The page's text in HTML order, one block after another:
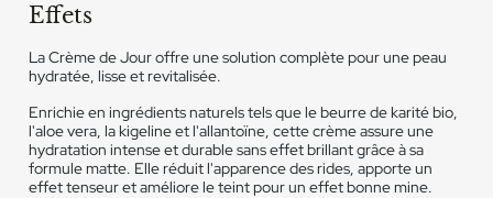
Effets
La Crème de Jour offre une solution complète pour une peau
hydratée, lisse et revitalisée.
Enrichie en ingrédients naturels tels que le beurre de karité bio,
l'aloe vera, la kigeline et l'allantoïne, cette crème assure une
hydratation intense et durable sans effet brillant grâce à sa
formule matte. Elle réduit l'apparence des rides, apporte un
effet tenseur et améliore le teint pour un effet bonne mine.